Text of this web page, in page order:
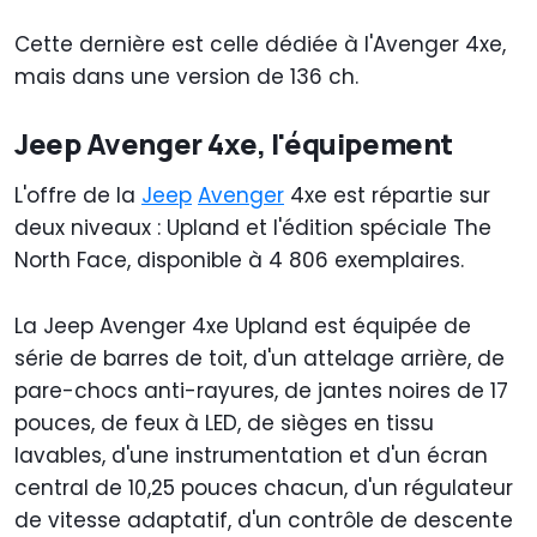
Cette dernière est celle dédiée à l'Avenger 4xe,
mais dans une version de 136 ch.
Jeep Avenger 4xe, l'équipement
L'offre de la Jeep Avenger 4xe est répartie sur
deux niveaux : Upland et l'édition spéciale The
North Face, disponible à 4 806 exemplaires.
La Jeep Avenger 4xe Upland est équipée de
série de barres de toit, d'un attelage arrière, de
pare-chocs anti-rayures, de jantes noires de 17
pouces, de feux à LED, de sièges en tissu
lavables, d'une instrumentation et d'un écran
central de 10,25 pouces chacun, d'un régulateur
de vitesse adaptatif, d'un contrôle de descente